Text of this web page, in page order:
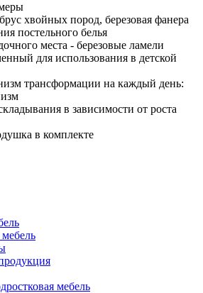
хвойных пород, березовая фанера
постельного белья
места - березовые ламели
для использования в детской
трансформации на каждый день:
в зависимости от роста
в комплекте
мебель